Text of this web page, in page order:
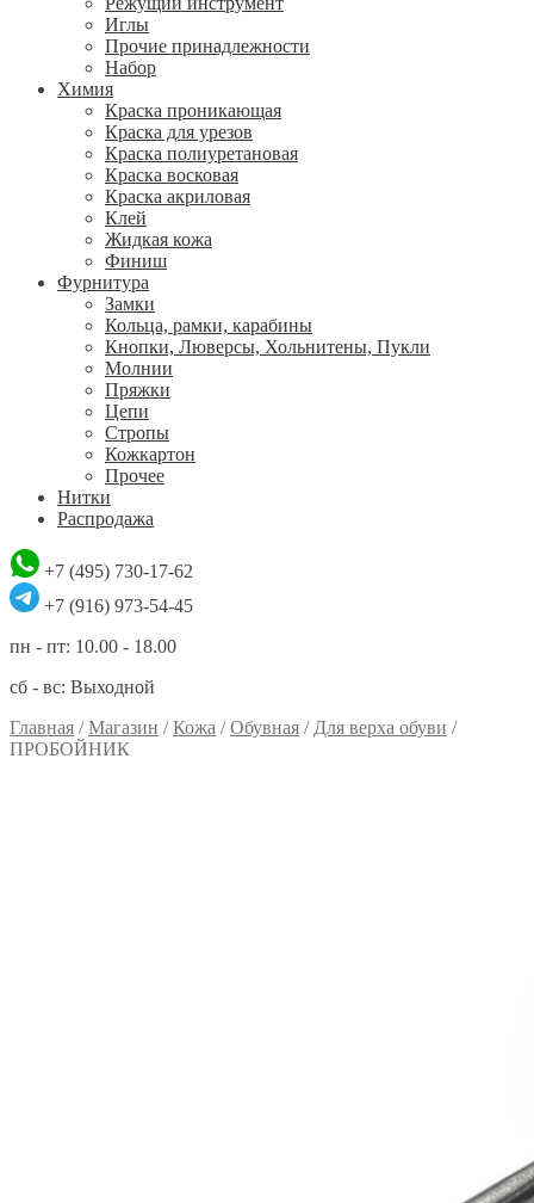
Иглы
Прочие принадлежности
Набор
Химия
Краска проникающая
Краска для урезов
Краска полиуретановая
Краска восковая
Краска акриловая
Клей
Жидкая кожа
Финиш
Фурнитура
Замки
Кольца, рамки, карабины
Кнопки, Люверсы, Хольнитены, Пукли
Молнии
Пряжки
Цепи
Стропы
Кожкартон
Прочее
Нитки
Распродажа
+7 (495) 730-17-62
+7 (916) 973-54-45
пн - пт: 10.00 - 18.00
сб - вс: Выходной
Главная /Магазин /Кожа /Обувная / Для верха обуви /
ПРОБОЙНИК